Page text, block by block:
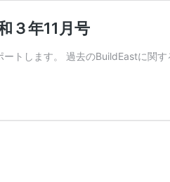
３年11月号
トします。 過去のBuildEastに関